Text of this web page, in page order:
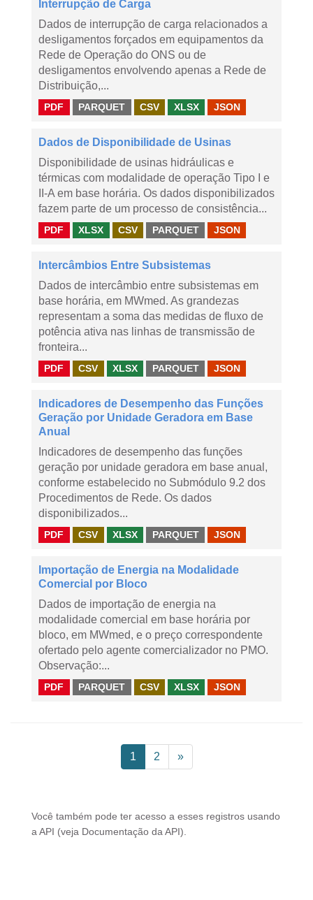
Interrupção de Carga
Dados de interrupção de carga relacionados a
desligamentos forçados em equipamentos da
Rede de Operação do ONS ou de
desligamentos envolvendo apenas a Rede de
Distribuição,...
PDF PARQUET CSV XLSX JSON
Dados de Disponibilidade de Usinas
Disponibilidade de usinas hidráulicas e
térmicas com modalidade de operação Tipo I e
II-A em base horária. Os dados disponibilizados
fazem parte de um processo de consistência...
PDF XLSX CSV PARQUET JSON
Intercâmbios Entre Subsistemas
Dados de intercâmbio entre subsistemas em
base horária, em MWmed. As grandezas
representam a soma das medidas de fluxo de
potência ativa nas linhas de transmissão de
fronteira...
PDF CSV XLSX PARQUET JSON
Indicadores de Desempenho das Funções
Geração por Unidade Geradora em Base
Anual
Indicadores de desempenho das funções
geração por unidade geradora em base anual,
conforme estabelecido no Submódulo 9.2 dos
Procedimentos de Rede. Os dados
disponibilizados...
PDF CSV XLSX PARQUET JSON
Importação de Energia na Modalidade
Comercial por Bloco
Dados de importação de energia na
modalidade comercial em base horária por
bloco, em MWmed, e o preço correspondente
ofertado pelo agente comercializador no PMO.
Observação:...
PDF PARQUET CSV XLSX JSON
1 2 »
Você também pode ter acesso a esses registros usando
a API (veja Documentação da API ).